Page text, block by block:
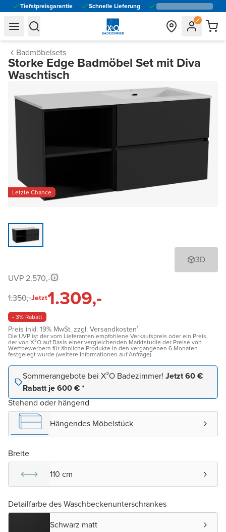
Tiefstpreisgarantie Schnelle Lieferung
general.navigation.toggle_menu.label
general.navigation.toggle_menu.label
Badmöbelsets
Storke Edge Badmöbel Set mit Diva
Waschtisch
Letzte Chance
3D
UVP 2.570,-
1.350,-Jetzt1.309,-
- 3% Rabatt
Preis inkl. 19% MwSt. zzgl. Versandkosten¹
Die UVP ist der vom Lieferanten empfohlene Verkaufspreis oder ein Preis,
der von X²O auf Basis einer vergleichenden Marktstudie der Preise von
Wettbewerbern für ähnliche Produkte in den vergangenen 6 Monaten
festgelegt wurde (weitere Informationen auf Anfrage)
Sommerangebote bei X²O Badezimmer! Jetzt 60 €
Rabatt je 600 € *
Stehend oder hängend
Hängendes Möbelstück
Breite
110 cm
Detailfarbe des Waschbeckenunterschrankes
Schwarz matt